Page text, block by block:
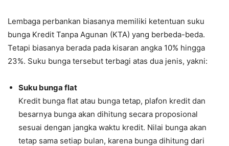
Lembaga perbankan biasanya memiliki ketentuan suku
bunga Kredit Tanpa Agunan (KTA) yang berbeda-beda.
Tetapi biasanya berada pada kisaran angka 10% hingga
23%. Suku bunga tersebut terbagi atas dua jenis, yakni:
Suku bunga flat
Kredit bunga flat atau bunga tetap, plafon kredit dan
besarnya bunga akan dihitung secara proposional
sesuai dengan jangka waktu kredit. Nilai bunga akan
tetap sama setiap bulan, karena bunga dihitung dari